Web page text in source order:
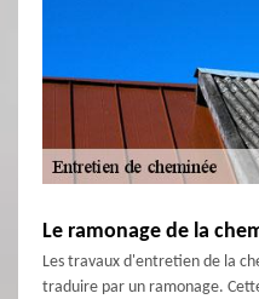
Le ramonage de la
Les travaux d'entretien de la
traduire par un ramonage.